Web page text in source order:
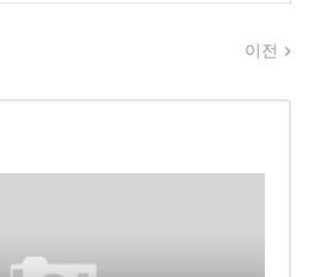
이전